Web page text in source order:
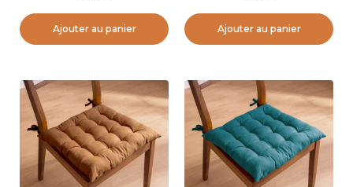
Ajouter au panier Ajouter au panier